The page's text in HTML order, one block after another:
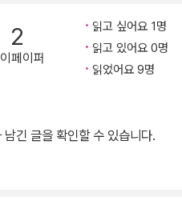
계가톨릭협회상 수상 - 빈 집 제
수상 - 피에타
기적 같은 한순간》이 도서출판
게 된 박경리 작가의 밝혀지지
을 되돌아보게 한 그날! 영화감
라는 아버지의 가르침을 깨달은
가는 영감을 붙잡아 사람들의 마
일각! 가발 공장 직공에서 미 육
2
페이퍼
읽고 싶어요 1명
읽고 있어요 0명
읽었어요 9명
긴 글을 확인할 수 있습니다.